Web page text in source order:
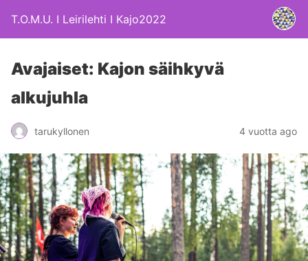
T.O.M.U. I Leirilehti I Kajo2022
Avajaiset: Kajon säihkyvä
alkujuhla
tarukyllonen 4 vuotta ago